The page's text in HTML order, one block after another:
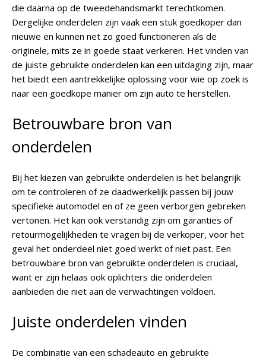
die daarna op de tweedehandsmarkt terechtkomen.
Dergelijke onderdelen zijn vaak een stuk goedkoper dan
nieuwe en kunnen net zo goed functioneren als de
originele, mits ze in goede staat verkeren. Het vinden van
de juiste gebruikte onderdelen kan een uitdaging zijn, maar
het biedt een aantrekkelijke oplossing voor wie op zoek is
naar een goedkope manier om zijn auto te herstellen.
Betrouwbare bron van
onderdelen
Bij het kiezen van gebruikte onderdelen is het belangrijk
om te controleren of ze daadwerkelijk passen bij jouw
specifieke automodel en of ze geen verborgen gebreken
vertonen. Het kan ook verstandig zijn om garanties of
retourmogelijkheden te vragen bij de verkoper, voor het
geval het onderdeel niet goed werkt of niet past. Een
betrouwbare bron van gebruikte onderdelen is cruciaal,
want er zijn helaas ook oplichters die onderdelen
aanbieden die niet aan de verwachtingen voldoen.
Juiste onderdelen vinden
De combinatie van een schadeauto en gebruikte